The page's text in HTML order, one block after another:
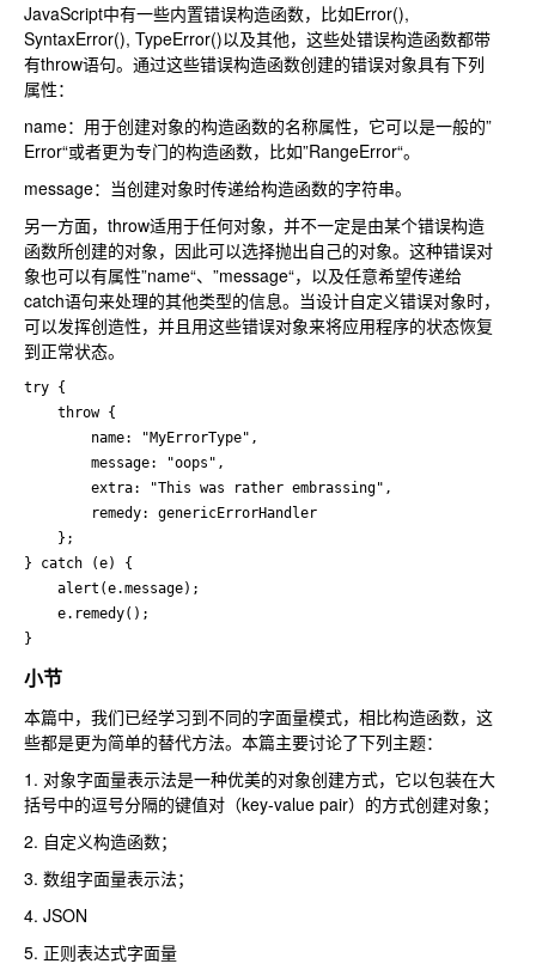
JavaScript中有一些内置错误构造函数，比如Error(),
SyntaxError(), TypeError()以及其他，这些处错误构造函数都带
有throw语句。通过这些错误构造函数创建的错误对象具有下列
属性：
name：用于创建对象的构造函数的名称属性，它可以是一般的”
Error“或者更为专门的构造函数，比如”RangeError“。
message：当创建对象时传递给构造函数的字符串。
另一方面，throw适用于任何对象，并不一定是由某个错误构造
函数所创建的对象，因此可以选择抛出自己的对象。这种错误对
象也可以有属性”name“、”message“，以及任意希望传递给
catch语句来处理的其他类型的信息。当设计自定义错误对象时，
可以发挥创造性，并且用这些错误对象来将应用程序的状态恢复
到正常状态。
try {
    throw {
        name: "MyErrorType",
        message: "oops",
        extra: "This was rather embrassing",
        remedy: genericErrorHandler
    };
} catch (e) {
    alert(e.message);
    e.remedy();
}
小节
本篇中，我们已经学习到不同的字面量模式，相比构造函数，这
些都是更为简单的替代方法。本篇主要讨论了下列主题：
1. 对象字面量表示法是一种优美的对象创建方式，它以包装在大
括号中的逗号分隔的键值对（key-value pair）的方式创建对象；
2. 自定义构造函数；
3. 数组字面量表示法；
4. JSON
5. 正则表达式字面量